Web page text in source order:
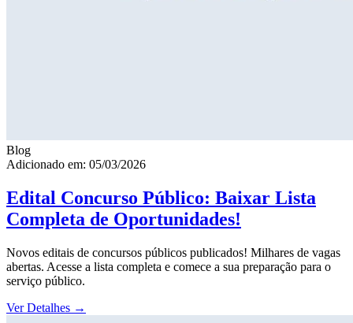
Blog
Adicionado em: 05/03/2026
Edital Concurso Público: Baixar Lista
Completa de Oportunidades!
Novos editais de concursos públicos publicados! Milhares de vagas
abertas. Acesse a lista completa e comece a sua preparação para o
serviço público.
Ver Detalhes →